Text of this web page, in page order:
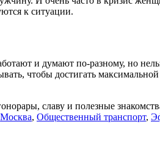
к ситуации.
и думают по-разному, но
чтобы достигать
славу и полезные
Москва, Общественный транспорт,